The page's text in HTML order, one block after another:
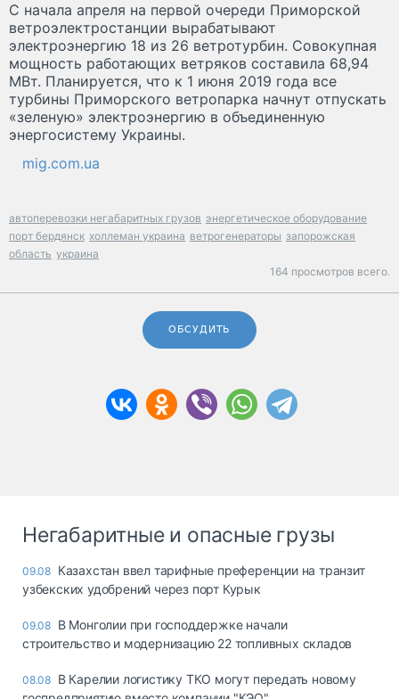
С начала апреля на первой очереди Приморской
ветроэлектростанции вырабатывают
электроэнергию 18 из 26 ветротурбин. Совокупная
мощность работающих ветряков составила 68,94
МВт. Планируется, что к 1 июня 2019 года все
турбины Приморского ветропарка начнут отпускать
«зеленую» электроэнергию в объединенную
энергосистему Украины.
mig.com.ua
автоперевозки негабаритных грузов энергетическое оборудование
порт бердянск холлеман украина ветрогенераторы запорожская
область украина
164 просмотров всего.
ОБСУДИТЬ
Негабаритные и опасные грузы
09.08 Казахстан ввел тарифные преференции на транзит
узбекских удобрений через порт Курык
09.08 В Монголии при господдержке начали
строительство и модернизацию 22 топливных складов
08.08 В Карелии логистику ТКО могут передать новому